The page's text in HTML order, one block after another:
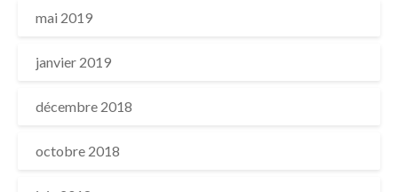
mai 2019
janvier 2019
décembre 2018
octobre 2018